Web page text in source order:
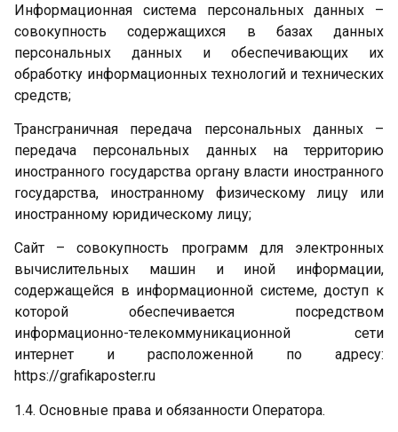
Информационная система персональных данных –
совокупность содержащихся в базах данных
персональных данных и обеспечивающих их
обработку информационных технологий и технических
средств;
Трансграничная передача персональных данных –
передача персональных данных на территорию
иностранного государства органу власти иностранного
государства, иностранному физическому лицу или
иностранному юридическому лицу;
Сайт – совокупность программ для электронных
вычислительных машин и иной информации,
содержащейся в информационной системе, доступ к
которой обеспечивается посредством
информационно-телекоммуникационной сети
интернет и расположенной по адресу:
https://grafikaposter.ru
1.4. Основные права и обязанности Оператора.